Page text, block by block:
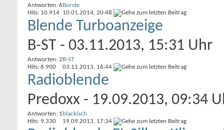
Antworten: 6
Hits: 10.914
Borste
10.01.2014, 20:48
Blende Turboanzeige
B-ST - 03.11.2013, 15:31 Uhr
Antworten: 2
Hits: 6.900
B-ST
03.11.2013, 16:44
Radioblende
Predoxx - 19.09.2013, 09:34
Antworten: 1
Hits: 9.330
blackisch
19.09.2013, 17:34